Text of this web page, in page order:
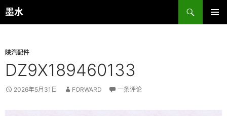
跳
至
墨水
搜
索
陕汽配件
DZ9X189460133
2026年5月31日 FORWARD 一条评论